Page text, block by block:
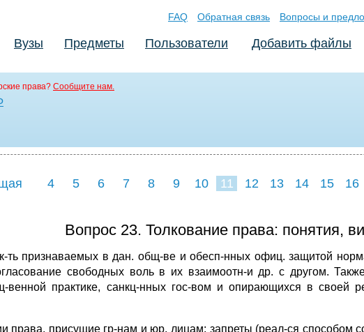
FAQ Обратная связь Вопросы и
Вузы Предметы Пользователи Добавить файлы
права? Сообщите нам.
4 5 6 7 8 9 10 11 12 13 14 15 16
Вопрос 23. Толкование права: понятия,
ть признаваемых в дан. общ-ве и обесп-нных офиц. защитой
свободных воль в их взаимоотн-и др. с другом.
венной практике, санкц-нных гос-вом и опирающихся в своей
права, присущие гр-нам и юр. лицам: запреты (реал-ся способом